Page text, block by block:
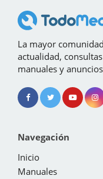
La mayor
actualidad,
manuales y
Navegación
Inicio
Manuales